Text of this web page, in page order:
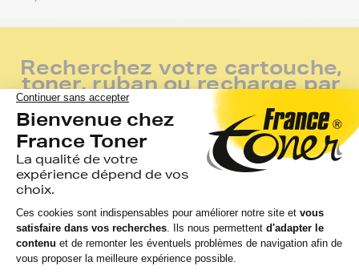
Recherchez votre cartouche,
toner, ruban ou recharge par
modèle d’imprimante
1 Marque
2 Gamme
3 Modèle